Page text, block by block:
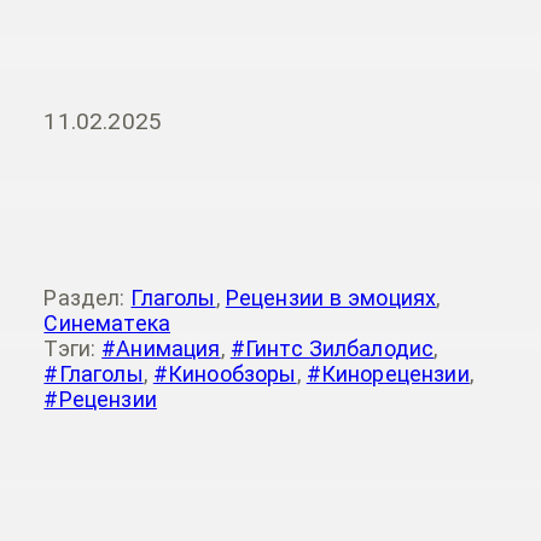
11.02.2025
Раздел: Глаголы, Рецензии в эмоциях,
Синематека
Тэги: #Анимация, #Гинтс Зилбалодис,
#Глаголы, #Кинообзоры, #Кинорецензии,
#Рецензии